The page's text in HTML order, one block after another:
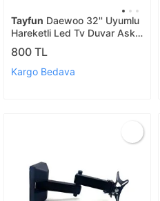
Tayfun Daewoo 32'' Uyumlu
Hareketli Led Tv Duvar Askı
Aparatı
800 TL
Kargo Bedava